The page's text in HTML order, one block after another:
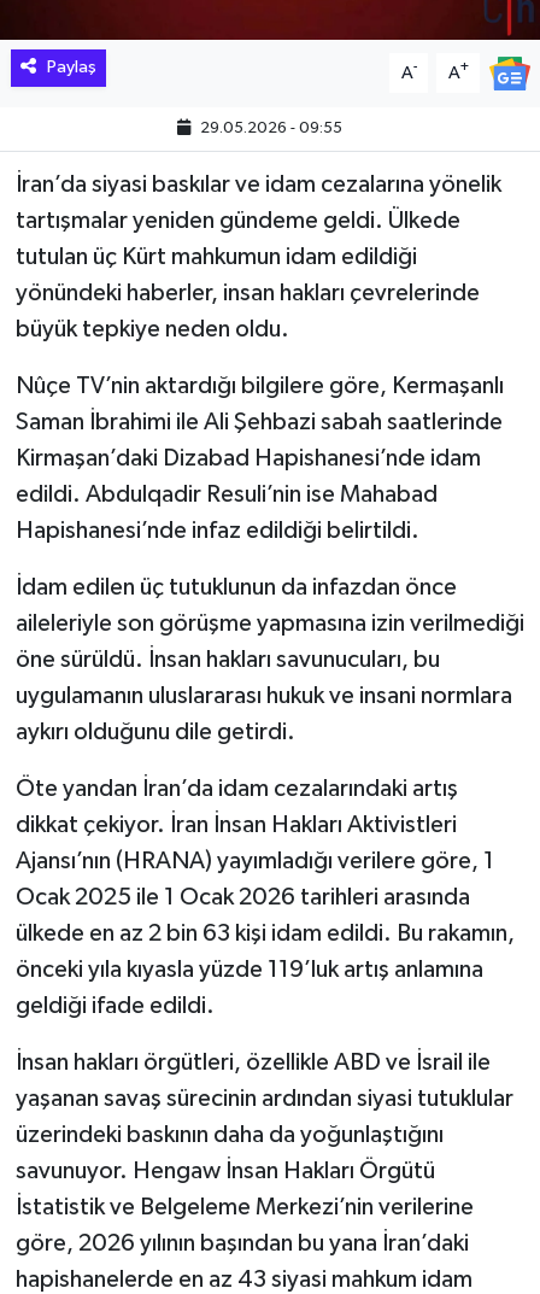
Paylaş A- A+
29.05.2026 - 09:55
İran’da siyasi baskılar ve idam cezalarına yönelik
tartışmalar yeniden gündeme geldi. Ülkede
tutulan üç Kürt mahkumun idam edildiği
yönündeki haberler, insan hakları çevrelerinde
büyük tepkiye neden oldu.
Nûçe TV’nin aktardığı bilgilere göre, Kermaşanlı
Saman İbrahimi ile Ali Şehbazi sabah saatlerinde
Kirmaşan’daki Dizabad Hapishanesi’nde idam
edildi. Abdulqadir Resuli’nin ise Mahabad
Hapishanesi’nde infaz edildiği belirtildi.
İdam edilen üç tutuklunun da infazdan önce
aileleriyle son görüşme yapmasına izin verilmediği
öne sürüldü. İnsan hakları savunucuları, bu
uygulamanın uluslararası hukuk ve insani normlara
aykırı olduğunu dile getirdi.
Öte yandan İran’da idam cezalarındaki artış
dikkat çekiyor. İran İnsan Hakları Aktivistleri
Ajansı’nın (HRANA) yayımladığı verilere göre, 1
Ocak 2025 ile 1 Ocak 2026 tarihleri arasında
ülkede en az 2 bin 63 kişi idam edildi. Bu rakamın,
önceki yıla kıyasla yüzde 119’luk artış anlamına
geldiği ifade edildi.
İnsan hakları örgütleri, özellikle ABD ve İsrail ile
yaşanan savaş sürecinin ardından siyasi tutuklular
üzerindeki baskının daha da yoğunlaştığını
savunuyor. Hengaw İnsan Hakları Örgütü
İstatistik ve Belgeleme Merkezi’nin verilerine
göre, 2026 yılının başından bu yana İran’daki
hapishanelerde en az 43 siyasi mahkum idam
POLİTİKA
REKLAM
SAĞLIK
SİYASET
SPOR
TARİH
TEKNOLOJİ